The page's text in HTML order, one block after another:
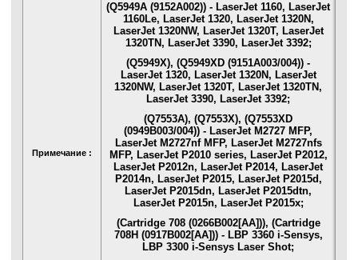
Примечание :
(Q5949A (9152A002)) - LaserJet 1160, LaserJet
1160Le, LaserJet 1320, LaserJet 1320N,
LaserJet 1320NW, LaserJet 1320T, LaserJet
1320TN, LaserJet 3390, LaserJet 3392;
(Q5949X), (Q5949XD (9151A003/004)) -
LaserJet 1320, LaserJet 1320N, LaserJet
1320NW, LaserJet 1320T, LaserJet 1320TN,
LaserJet 3390, LaserJet 3392;
(Q7553A), (Q7553X), (Q7553XD
(0949B003/004)) - LaserJet M2727 MFP,
LaserJet M2727nf MFP, LaserJet M2727nfs
MFP, LaserJet P2010 series, LaserJet P2012,
LaserJet P2012n, LaserJet P2014, LaserJet
P2014n, LaserJet P2015, LaserJet P2015d,
LaserJet P2015dn, LaserJet P2015dtn,
LaserJet P2015n, LaserJet P2015x;
(Cartridge 708 (0266B002[AA])), (Cartridge
708H (0917B002[AA])) - LBP 3360 i-Sensys,
LBP 3300 i-Sensys Laser Shot;